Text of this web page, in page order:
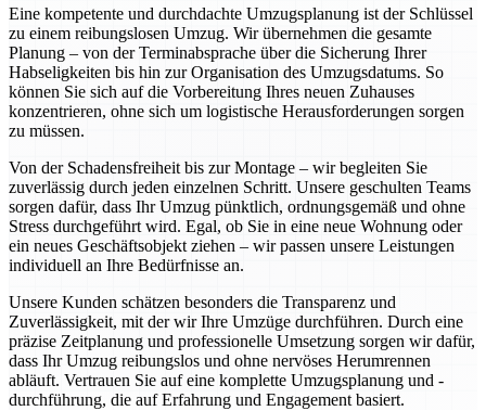
Eine kompetente und durchdachte Umzugsplanung ist der Schlüssel
zu einem reibungslosen Umzug. Wir übernehmen die gesamte
Planung – von der Terminabsprache über die Sicherung Ihrer
Habseligkeiten bis hin zur Organisation des Umzugsdatums. So
können Sie sich auf die Vorbereitung Ihres neuen Zuhauses
konzentrieren, ohne sich um logistische Herausforderungen sorgen
zu müssen.
Von der Schadensfreiheit bis zur Montage – wir begleiten Sie
zuverlässig durch jeden einzelnen Schritt. Unsere geschulten Teams
sorgen dafür, dass Ihr Umzug pünktlich, ordnungsgemäß und ohne
Stress durchgeführt wird. Egal, ob Sie in eine neue Wohnung oder
ein neues Geschäftsobjekt ziehen – wir passen unsere Leistungen
individuell an Ihre Bedürfnisse an.
Unsere Kunden schätzen besonders die Transparenz und
Zuverlässigkeit, mit der wir Ihre Umzüge durchführen. Durch eine
präzise Zeitplanung und professionelle Umsetzung sorgen wir dafür,
dass Ihr Umzug reibungslos und ohne nervöses Herumrennen
abläuft. Vertrauen Sie auf eine komplette Umzugsplanung und -
durchführung, die auf Erfahrung und Engagement basiert.